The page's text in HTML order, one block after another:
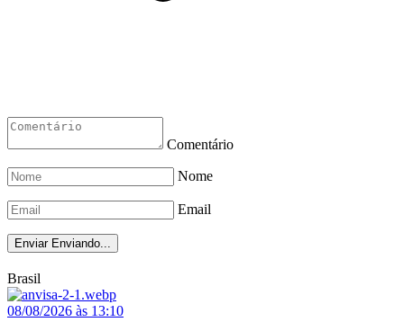
Comentário
Nome
Email
Enviar Enviando...
Brasil
08/08/2026 às 13:10